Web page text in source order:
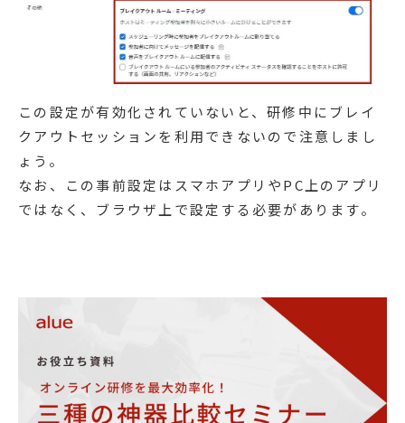
この設定が有効化されていないと、研修中にブレイ
クアウトセッションを利用できないので注意しまし
ょう。
なお、この事前設定はスマホアプリやPC上のアプリ
ではなく、ブラウザ上で設定する必要があります。